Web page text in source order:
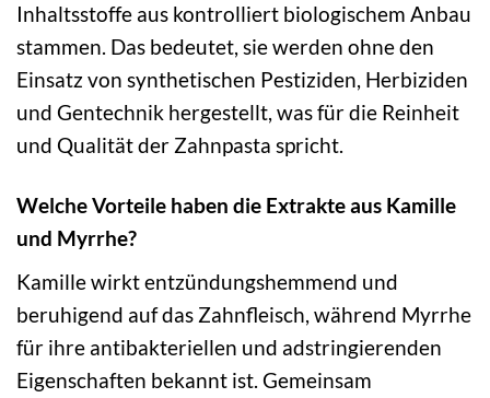
Inhaltsstoffe aus kontrolliert biologischem Anbau
stammen. Das bedeutet, sie werden ohne den
Einsatz von synthetischen Pestiziden, Herbiziden
und Gentechnik hergestellt, was für die Reinheit
und Qualität der Zahnpasta spricht.
Welche Vorteile haben die Extrakte aus Kamille
und Myrrhe?
Kamille wirkt entzündungshemmend und
beruhigend auf das Zahnfleisch, während Myrrhe
für ihre antibakteriellen und adstringierenden
Eigenschaften bekannt ist. Gemeinsam